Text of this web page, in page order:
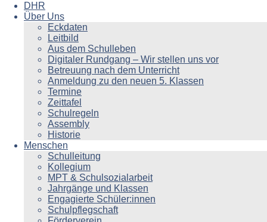
DHR
Über Uns
Eckdaten
Leitbild
Aus dem Schulleben
Digitaler Rundgang – Wir stellen uns vor
Betreuung nach dem Unterricht
Anmeldung zu den neuen 5. Klassen
Termine
Zeittafel
Schulregeln
Assembly
Historie
Menschen
Schulleitung
Kollegium
MPT & Schulsozialarbeit
Jahrgänge und Klassen
Engagierte Schüler:innen
Schulpflegschaft